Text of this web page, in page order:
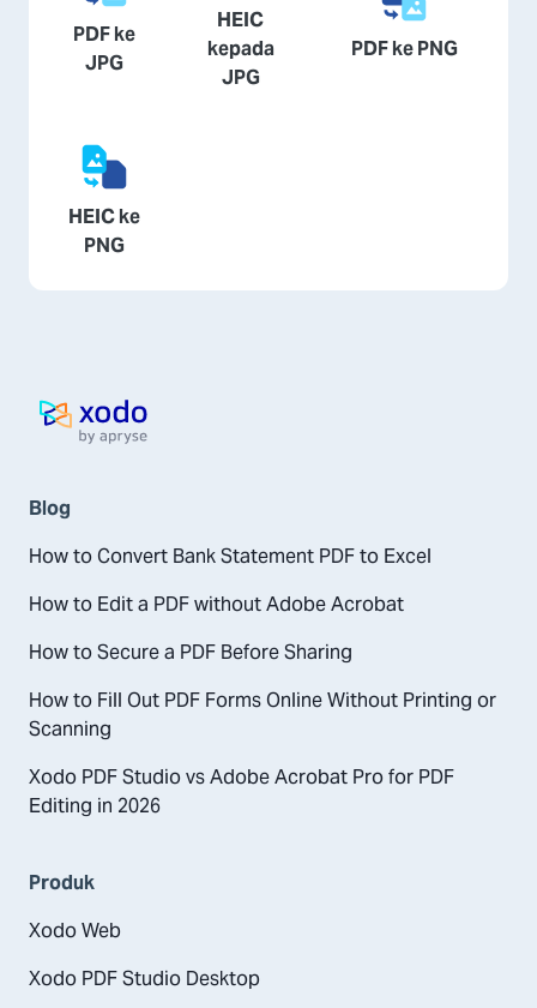
PDF ke
JPG
HEIC
kepada
JPG
PDF ke PNG
HEIC ke
PNG
Laman utama
Blog
How to Convert Bank Statement PDF to Excel
How to Edit a PDF without Adobe Acrobat
How to Secure a PDF Before Sharing
How to Fill Out PDF Forms Online Without Printing or
Scanning
Xodo PDF Studio vs Adobe Acrobat Pro for PDF
Editing in 2026
Produk
Xodo Web
Xodo PDF Studio Desktop